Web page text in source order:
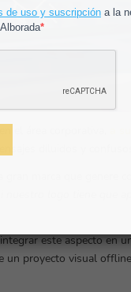
a
diluidos y confusos.
nuestro logo tiene que
este aspecto en
un proyecto visual